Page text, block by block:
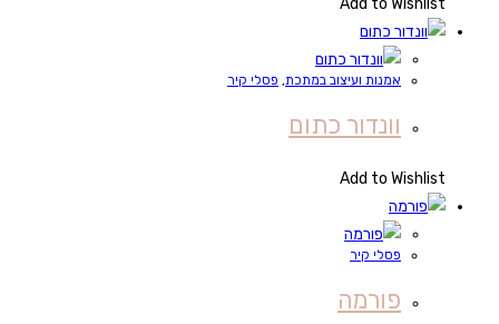
Add to Wishlist
אמנות ועיצוב במתכת, פסלי קיר
וונדור כתום
Add to Wishlist
פסלי קיר
פורמה